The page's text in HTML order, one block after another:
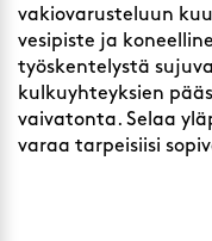
vakiovarusteluun
vesipiste ja
työskentelystä
kulkuyhteyksien
vaivatonta. Selaa
varaa tarpeisiisi